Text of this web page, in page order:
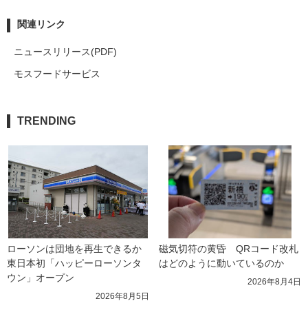
関連リンク
ニュースリリース(PDF)
モスフードサービス
TRENDING
ローソンは団地を再生できるか
東日本初「ハッピーローソンタ
ウン」オープン
2026年8月5日
磁気切符の黄昏　QRコード改札
はどのように動いているのか
2026年8月4日